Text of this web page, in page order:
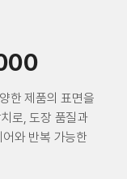
한 제품의 표면을
로, 도장 품질과
와 반복 가능한